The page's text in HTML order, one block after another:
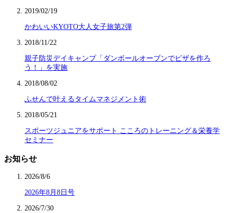
2019/02/19
かわいいKYOTO大人女子旅第2弾
2018/11/22
親子防災デイキャンプ「ダンボールオーブンでピザを作ろ
う！」を実施
2018/08/02
ふせんで叶えるタイムマネジメント術
2018/05/21
スポーツジュニアをサポート こころのトレーニング＆栄養学
セミナー
お知らせ
2026/8/6
2026年8月8日号
2026/7/30